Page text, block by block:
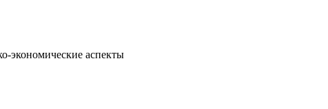
экономические аспекты